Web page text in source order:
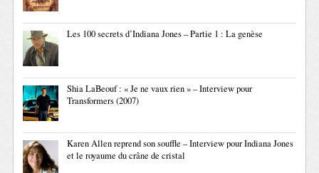
Les 100 secrets d’Indiana Jones – Partie 1 : La genèse
Shia LaBeouf : « Je ne vaux rien » – Interview pour
Transformers (2007)
Karen Allen reprend son souffle – Interview pour Indiana Jones
et le royaume du crâne de cristal